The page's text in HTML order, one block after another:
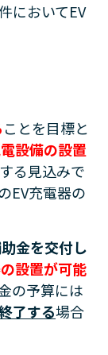
においてEV
ことを目標と
設備の設置
る見込みで
EV充電器の
金を交付し
設置が可能
の予算には
了する場合